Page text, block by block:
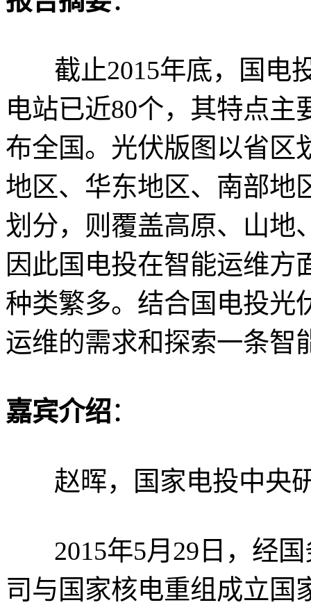
截止2015年底，国电
电站已近80个，其特点
布全国。光伏版图以省区
地区、华东地区、南部地
划分，则覆盖高原、山地
因此国电投在智能运维
种类繁多。结合国电投光
运维的需求和探索一条智
嘉宾介绍：
赵晖，国家电投中央
2015年5月29日，经国
司与国家核电重组成立国